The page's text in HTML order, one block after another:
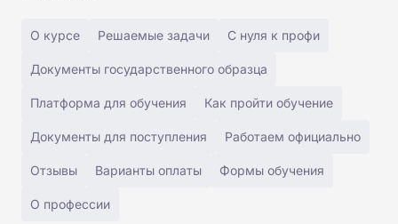
О курсе Решаемые задачи С нуля к профи
Документы государственного образца
Платформа для обучения Как пройти обучение
Документы для поступления Работаем официально
Отзывы Варианты оплаты Формы обучения
О профессии